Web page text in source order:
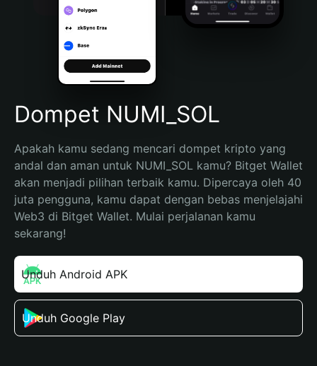
Português (Brasil)
Español (Argentina)
Dompet NUMI_SOL
Apakah kamu sedang mencari dompet kripto yang
andal dan aman untuk NUMI_SOL kamu? Bitget Wallet
akan menjadi pilihan terbaik kamu. Dipercaya oleh 40
juta pengguna, kamu dapat dengan bebas menjelajahi
Web3 di Bitget Wallet. Mulai perjalanan kamu
sekarang!
Unduh Android APK
Unduh Google Play